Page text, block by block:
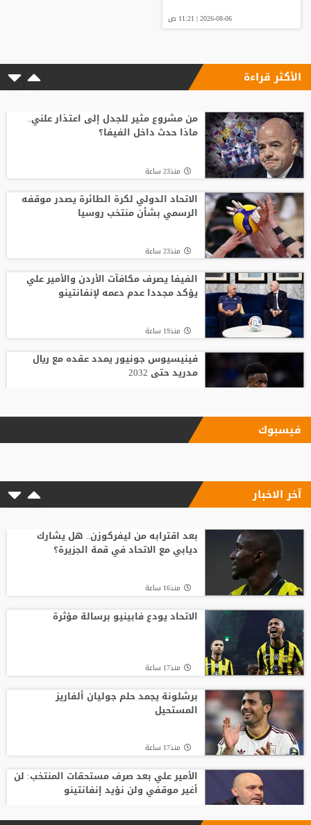
2026-08-06 | 11:21 ص
الأكثر قراءة
من مشروع مثير للجدل إلى اعتذار علني..
ماذا حدث داخل الفيفا؟
منذ23 ساعة
الاتحاد الدولي لكرة الطائرة يصدر موقفه
الرسمي بشأن منتخب روسيا
منذ23 ساعة
الفيفا يصرف مكافآت الأردن والأمير علي
يؤكد مجددا عدم دعمه لإنفانتينو
منذ19 ساعة
فينيسيوس جونيور يمدد عقده مع ريال
مدريد حتى 2032
الاتحاد يودع فابينيو برسالة مؤثرة
رابطة وطنية يعارض ترشيح القطري الخليفي
قبل أن يلمس الكرة.. بالأرقام طرابزون يحصد
ثمار التعاقد مع محمد صلاح
بعمر 16 عاما.. لاعب يدخل تاريخ سبارتاك
موسكو برقم قياسي جديد
فيسبوك
آخر الاخبار
بعد اقترابه من ليفركوزن.. هل يشارك
ديابي مع الاتحاد في قمة الجزيرة؟
منذ16 ساعة
الاتحاد يودع فابينيو برسالة مؤثرة
منذ17 ساعة
برشلونة يجمد حلم جوليان ألفاريز
المستحيل
منذ17 ساعة
الأمير علي بعد صرف مستحقات المنتخب: لن
أغير موقفي ولن نؤيد إنفانتينو